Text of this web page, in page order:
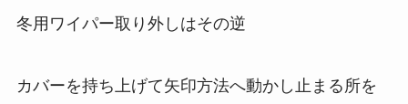
冬用ワイパー取り外しはその逆
カバーを持ち上げて矢印方法へ動かし止まる所を